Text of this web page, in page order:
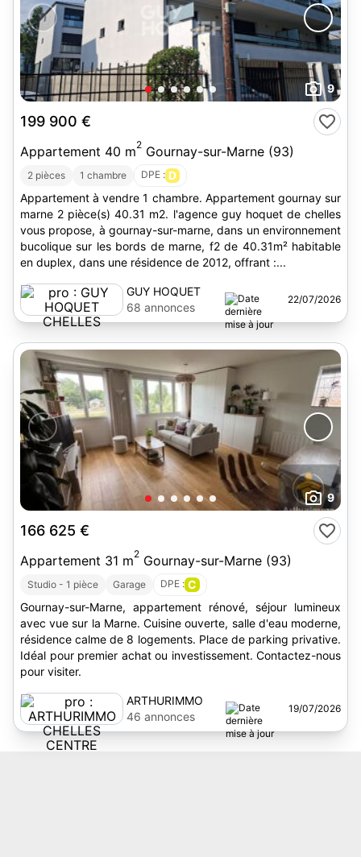
9
199 900 €
Appartement 40 m2 Gournay-sur-Marne (93)
2 pièces 1 chambre DPE : D
Appartement à vendre 1 chambre. Appartement gournay sur
marne 2 pièce(s) 40.31 m2. l'agence guy hoquet de chelles
vous propose, à gournay-sur-marne, dans un environnement
bucolique sur les bords de marne, f2 de 40.31m² habitable
en duplex, dans une résidence de 2012, offrant :...
GUY HOQUET
CHELLES
68 annonces
22/07/2026
9
166 625 €
Appartement 31 m2 Gournay-sur-Marne (93)
Studio - 1 pièce Garage DPE : C
Gournay-sur-Marne, appartement rénové, séjour lumineux
avec vue sur la Marne. Cuisine ouverte, salle d'eau moderne,
résidence calme de 8 logements. Place de parking privative.
Idéal pour premier achat ou investissement. Contactez-nous
pour visiter.
ARTHURIMMO
CHELLES CENTRE
46 annonces
19/07/2026